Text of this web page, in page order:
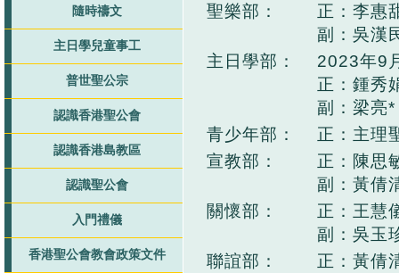
隨時禱文
主日學兒童事工
普世聖公宗
認識香港聖公會
認識香港島教區
認識聖公會
入門禮儀
香港聖公會教會政策文件
聖樂部：
正：李惠
副：吳漢
主日學部：
2023年9
正：鍾秀
副：梁亮*
青少年部：
正：主理
宣教部：
正：陳思
副：黃倩
關懷部：
正：王慧
副：吳玉
聯誼部：
正：黃倩